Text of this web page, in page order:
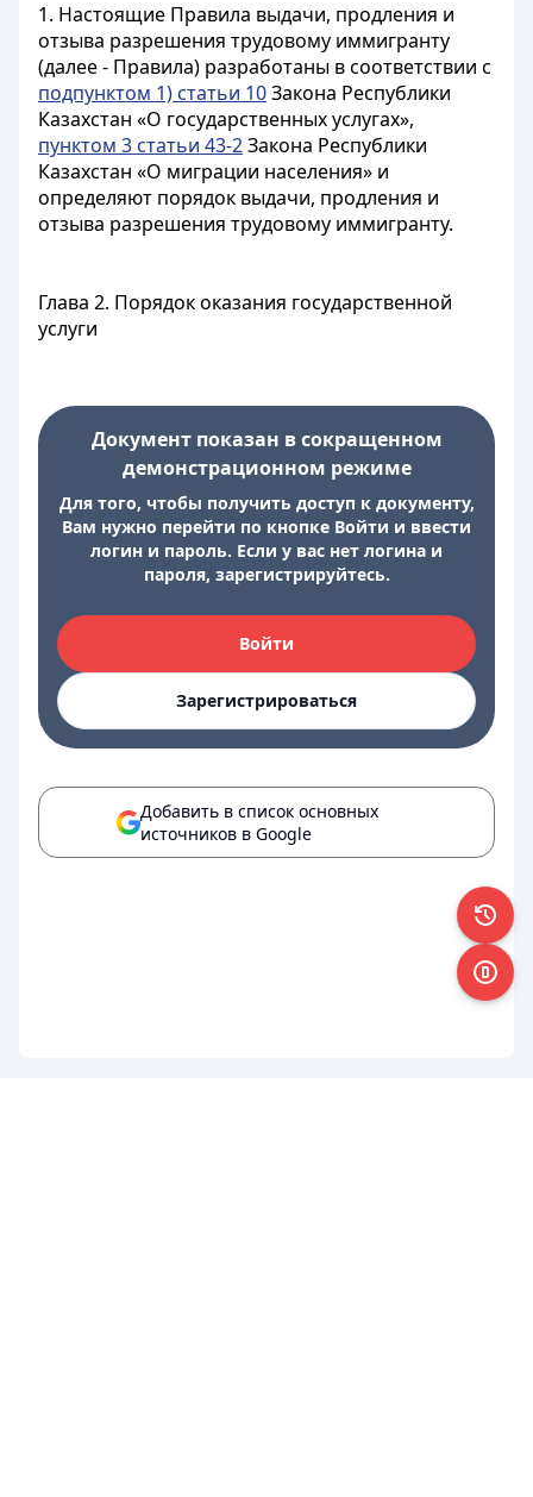
1. Настоящие Правила выдачи, продления и
отзыва разрешения трудовому иммигранту
(далее - Правила) разработаны в соответствии с
подпунктом 1) статьи 10Закона Республики
Казахстан «О государственных услугах»,
пунктом 3 статьи 43-2Закона Республики
Казахстан «О миграции населения» и
определяют порядок выдачи, продления и
отзыва разрешения трудовому иммигранту.
Глава 2. Порядок оказания государственной
услуги
Документ показан в сокращенном
демонстрационном режиме
Для того, чтобы получить доступ к документу,
Вам нужно перейти по кнопке Войти и ввести
логин и пароль. Если у вас нет логина и
пароля, зарегистрируйтесь.
Войти
Зарегистрироваться
Добавить в список основных
источников в Google